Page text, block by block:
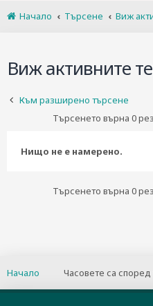
Начало Търсене
Виж
Виж активните
Към разширено търсене
Търсенето върна 0
Нищо не е намерено.
Търсенето върна 0
Часовете са
Начало